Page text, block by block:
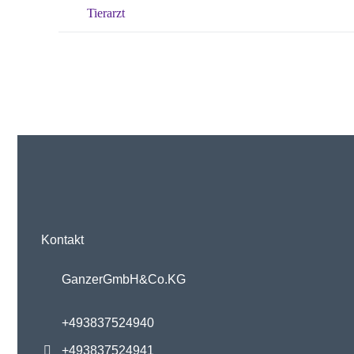
Tierarzt
Kontakt
Ganzer GmbH & Co. KG
+49 38375 24940
+49 38375 24941